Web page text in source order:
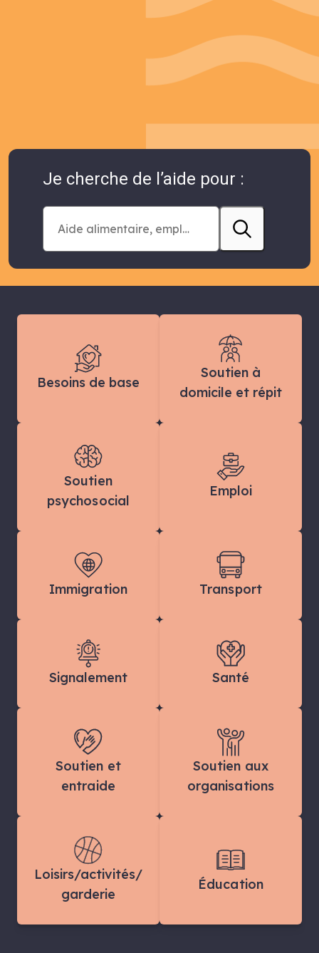
Je cherche de l’aide pour :
Besoins de base
Soutien à
domicile et répit
Soutien
psychosocial
Emploi
Immigration Transport
Signalement Santé
Soutien et
entraide
Soutien aux
organisations
Loisirs/activités/
garderie
Éducation